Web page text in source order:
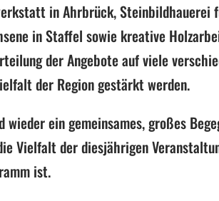
in Ahrbrück, Steinbildhauerei
in Staffel sowie kreative
der Angebote auf viele
der Region gestärkt werden.
ein gemeinsames, großes
Vielfalt der diesjährigen
ist.